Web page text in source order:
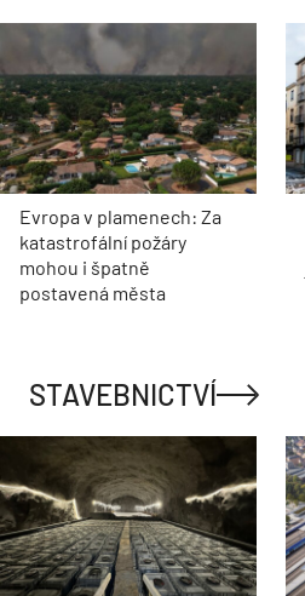
Evropa v plamenech: Za
katastrofální požáry
mohou i špatně
postavená města
STAVEBNICTVÍ